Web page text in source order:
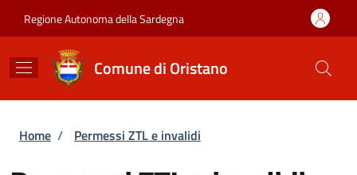
Regione Autonoma della Sardegna
Comune di Oristano
Briciole di pane
Home / Permessi ZTL e invalidi